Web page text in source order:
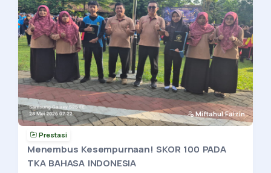
Miftahul Faizin
Prestasi
Menembus Kesempurnaan! SKOR 100 PADA
TKA BAHASA INDONESIA